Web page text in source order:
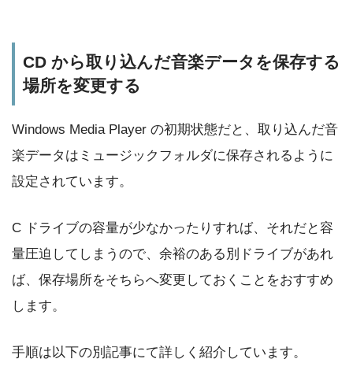
CD から取り込んだ音楽データを保存する
場所を変更する
Windows Media Player の初期状態だと、取り込んだ音
楽データはミュージックフォルダに保存されるように
設定されています。
C ドライブの容量が少なかったりすれば、それだと容
量圧迫してしまうので、余裕のある別ドライブがあれ
ば、保存場所をそちらへ変更しておくことをおすすめ
します。
手順は以下の別記事にて詳しく紹介しています。